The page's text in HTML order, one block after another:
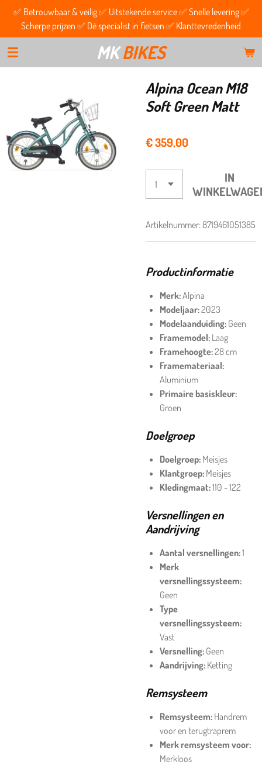
Ga
direct
naar
de
hoofdinhoud
MKBIKES
✅ Betrouwbaar & veilig ✅ Uitstekende service ✅ Snelle levering ✅
Scherpe prijzen ✅ Dé specialist in fietsen ✅ Klanttevredenheid
Alpina Ocean M18
Soft Green Matt
€ 359,00
IN
Artikelnummer:8719461051385
Productinformatie
Merk:Alpina
Modeljaar:2023
Modelaanduiding: Geen
Framemodel: Laag
Framehoogte:28 cm
Framemateriaal:
Aluminium
Primaire basiskleur:
Groen
Doelgroep
Doelgroep: Meisjes
Klantgroep: Meisjes
Kledingmaat:110 - 122
Versnellingen en
Aandrijving
Aantal versnellingen:1
Merk
versnellingssysteem:
Geen
Type
versnellingssysteem:
Vast
Versnelling: Geen
Aandrijving: Ketting
Remsysteem
Remsysteem: Handrem
voor en terugtraprem
Merk remsysteem voor:
Merkloos